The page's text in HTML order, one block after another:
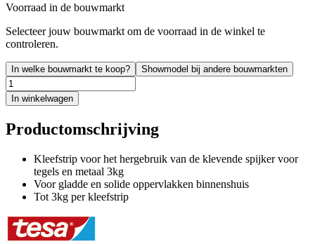
Voorraad in de bouwmarkt
Selecteer jouw bouwmarkt om de voorraad in de winkel te
controleren.
In welke bouwmarkt te koop? Showmodel bij andere bouwmarkten
In winkelwagen
Productomschrijving
Kleefstrip voor het hergebruik van de klevende spijker voor
tegels en metaal 3kg
Voor gladde en solide oppervlakken binnenshuis
Tot 3kg per kleefstrip